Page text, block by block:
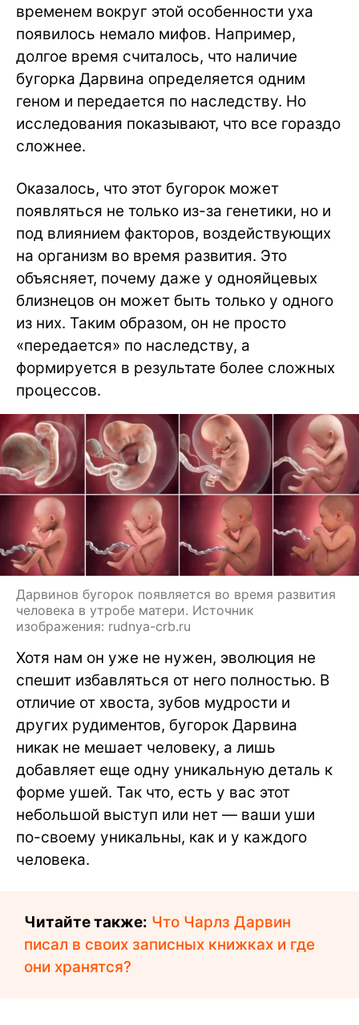
временем вокруг этой особенности уха
появилось немало мифов. Например,
долгое время считалось, что наличие
бугорка Дарвина определяется одним
геном и передается по наследству. Но
исследования показывают, что все гораздо
сложнее.
Оказалось, что этот бугорок может
появляться не только из-за генетики, но и
под влиянием факторов, воздействующих
на организм во время развития. Это
объясняет, почему даже у однояйцевых
близнецов он может быть только у одного
из них. Таким образом, он не просто
«передается» по наследству, а
формируется в результате более сложных
процессов.
Дарвинов бугорок появляется во время развития
человека в утробе матери. Источник
изображения: rudnya-crb.ru
Хотя нам он уже не нужен, эволюция не
спешит избавляться от него полностью. В
отличие от хвоста, зубов мудрости и
других рудиментов, бугорок Дарвина
никак не мешает человеку, а лишь
добавляет еще одну уникальную деталь к
форме ушей. Так что, есть у вас этот
небольшой выступ или нет — ваши уши
по-своему уникальны, как и у каждого
человека.
Читайте также: Что Чарлз Дарвин
писал в своих записных книжках и где
они хранятся?